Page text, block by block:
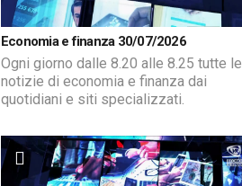
Economia e finanza 30/07/2026
Ogni giorno dalle 8.20 alle 8.25 tutte le
notizie di economia e finanza dai
quotidiani e siti specializzati.